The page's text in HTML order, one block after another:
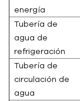
energía
Tubería de
agua de
refrigeración
Tubería de
circulación de
agua